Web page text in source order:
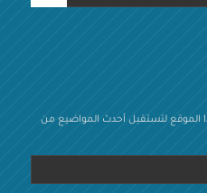
الموقع لتستقبل أحدث المواضيع من